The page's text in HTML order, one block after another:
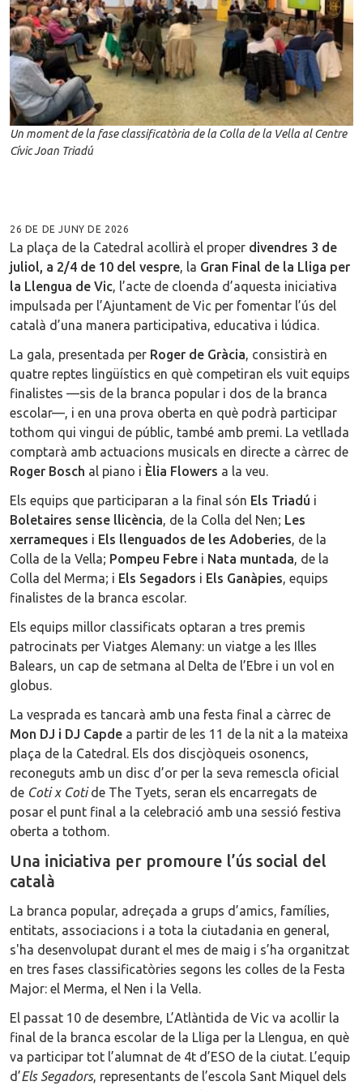
Un moment de la fase classificatòria de la Colla de la Vella al Centre
Cívic Joan Triadú
26 DE DE JUNY DE 2026
La plaça de la Catedral acollirà el proper divendres 3 de
juliol, a 2/4 de 10 del vespre, la Gran Final de la Lliga per
la Llengua de Vic, l’acte de cloenda d’aquesta iniciativa
impulsada per l’Ajuntament de Vic per fomentar l’ús del
català d’una manera participativa, educativa i lúdica.
La gala, presentada per Roger de Gràcia, consistirà en
quatre reptes lingüístics en què competiran els vuit equips
finalistes —sis de la branca popular i dos de la branca
escolar—, i en una prova oberta en què podrà participar
tothom qui vingui de públic, també amb premi. La vetllada
comptarà amb actuacions musicals en directe a càrrec de
Roger Bosch al piano i Èlia Flowers a la veu.
Els equips que participaran a la final són Els Triadú i
Boletaires sense llicència, de la Colla del Nen; Les
xerrameques i Els llenguados de les Adoberies, de la
Colla de la Vella; Pompeu Febre i Nata muntada, de la
Colla del Merma; i Els Segadors i Els Ganàpies, equips
finalistes de la branca escolar.
Els equips millor classificats optaran a tres premis
patrocinats per Viatges Alemany: un viatge a les Illes
Balears, un cap de setmana al Delta de l’Ebre i un vol en
globus.
La vesprada es tancarà amb una festa final a càrrec de
Mon DJ i DJ Capde a partir de les 11 de la nit a la mateixa
plaça de la Catedral. Els dos discjòqueis osonencs,
reconeguts amb un disc d’or per la seva remescla oficial
de Coti x Cotide The Tyets, seran els encarregats de
posar el punt final a la celebració amb una sessió festiva
oberta a tothom.
Una iniciativa per promoure l’ús social del
català
La branca popular, adreçada a grups d’amics, famílies,
entitats, associacions i a tota la ciutadania en general,
s'ha desenvolupat durant el mes de maig i s’ha organitzat
en tres fases classificatòries segons les colles de la Festa
Major: el Merma, el Nen i la Vella.
El passat 10 de desembre, L’Atlàntida de Vic va acollir la
final de la branca escolar de la Lliga per la Llengua, en què
va participar tot l’alumnat de 4t d’ESO de la ciutat. L’equip
d’Els Segadors, representants de l’escola Sant Miquel dels